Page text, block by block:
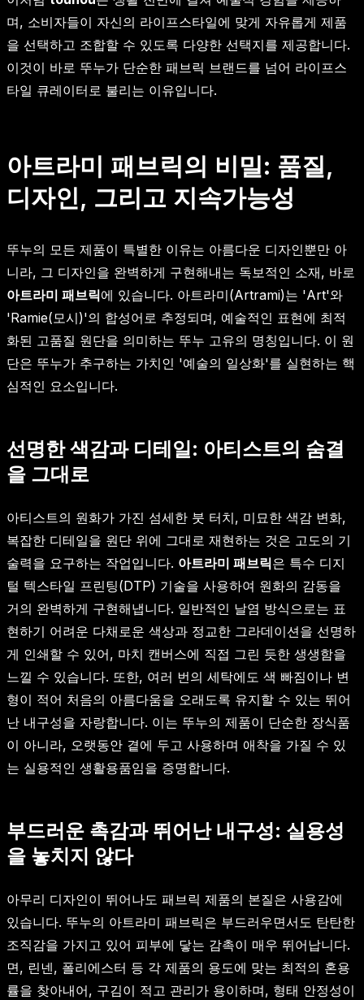
며, 소비자들이 자신의 라이프스타일에 맞게 자유롭게 제품
을 선택하고 조합할 수 있도록 다양한 선택지를 제공합니다.
이것이 바로 뚜누가 단순한 패브릭 브랜드를 넘어 라이프스
타일 큐레이터로 불리는 이유입니다.
아트라미 패브릭의 비밀: 품질,
디자인, 그리고 지속가능성
뚜누의 모든 제품이 특별한 이유는 아름다운 디자인뿐만 아
니라, 그 디자인을 완벽하게 구현해내는 독보적인 소재, 바로
아트라미 패브릭에 있습니다. 아트라미(Artrami)는 'Art'와
'Ramie(모시)'의 합성어로 추정되며, 예술적인 표현에 최적
화된 고품질 원단을 의미하는 뚜누 고유의 명칭입니다. 이 원
단은 뚜누가 추구하는 가치인 '예술의 일상화'를 실현하는 핵
심적인 요소입니다.
선명한 색감과 디테일: 아티스트의 숨결
을 그대로
아티스트의 원화가 가진 섬세한 붓 터치, 미묘한 색감 변화,
복잡한 디테일을 원단 위에 그대로 재현하는 것은 고도의 기
술력을 요구하는 작업입니다. 아트라미 패브릭은 특수 디지
털 텍스타일 프린팅(DTP) 기술을 사용하여 원화의 감동을
거의 완벽하게 구현해냅니다. 일반적인 날염 방식으로는 표
현하기 어려운 다채로운 색상과 정교한 그라데이션을 선명하
게 인쇄할 수 있어, 마치 캔버스에 직접 그린 듯한 생생함을
느낄 수 있습니다. 또한, 여러 번의 세탁에도 색 빠짐이나 변
형이 적어 처음의 아름다움을 오래도록 유지할 수 있는 뛰어
난 내구성을 자랑합니다. 이는 뚜누의 제품이 단순한 장식품
이 아니라, 오랫동안 곁에 두고 사용하며 애착을 가질 수 있
는 실용적인 생활용품임을 증명합니다.
부드러운 촉감과 뛰어난 내구성: 실용성
을 놓치지 않다
아무리 디자인이 뛰어나도 패브릭 제품의 본질은 사용감에
있습니다. 뚜누의 아트라미 패브릭은 부드러우면서도 탄탄한
조직감을 가지고 있어 피부에 닿는 감촉이 매우 뛰어납니다.
면, 린넨, 폴리에스터 등 각 제품의 용도에 맞는 최적의 혼용
률을 찾아내어, 구김이 적고 관리가 용이하며, 형태 안정성이